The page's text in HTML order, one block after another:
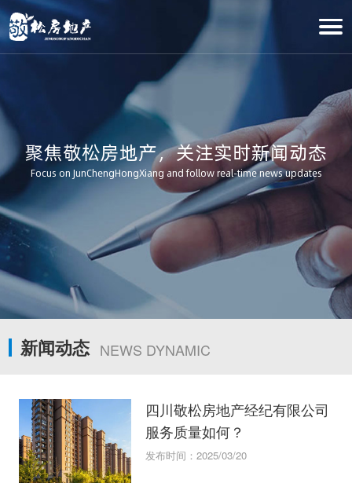
聚焦敬松房地产，关注实时新闻动态
Focus on JunChengHongXiang and follow real-time news updates
新闻动态 NEWS DYNAMIC
四川敬松房地产经纪有限公司
服务质量如何？
发布时间：2025/03/20